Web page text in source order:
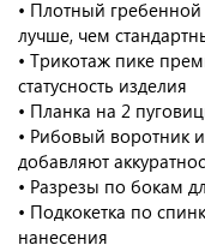
• Плотный
лучше, чем
• Трикотаж пике
статусность изделия
• Планка на 2
• Рибовый воротник
добавляют
• Разрезы по бокам
• Подкокетка по
нанесения